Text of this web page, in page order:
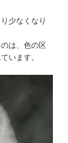
少なくなり
は、色の区
います。